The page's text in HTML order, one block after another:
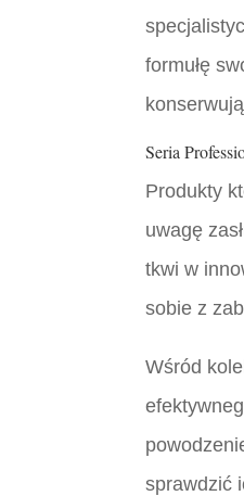
formułę
Seria
Produkty
uwagę
tkwi w
sobie z
Wśród
sprawdzić